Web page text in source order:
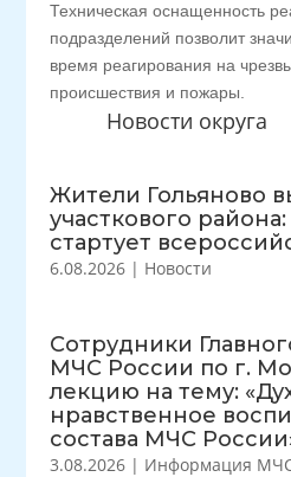
Новости округа
Жители Гольяново
участкового района:
стартует
6.08.2026 | Новости
Сотрудники
МЧС России по г.
лекцию на тему:
нравственное
состава МЧС
3.08.2026 | Информация
Техническая оснащенность
подразделений позволит
время реагирования на
происшествия и пожары.